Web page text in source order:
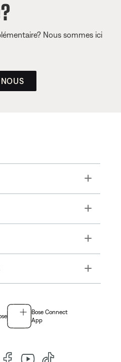
Nous sommes ici
Toggle
Toggle
Toggle
Toggle
Bose Connect
App